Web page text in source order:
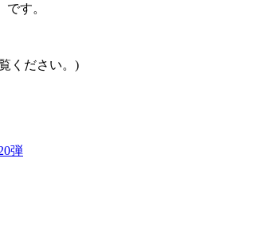
す。
ください。)